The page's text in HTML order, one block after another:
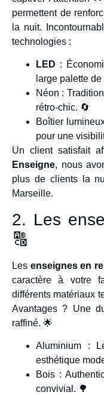
permettent de
la nuit.
technologies :
LED :
large palette
Néon :
rétro-chic. 🔄
Boîtier
pour une
Un client satisfait
Enseigne, nous
plus de clients la
Marseille.
2. Les
🔠
Les enseignes en
caractère à votre
différents matériaux
Avantages ? Une
raffiné. 🌟
Aluminium :
esthétique
Bois :
convivial. 🌳